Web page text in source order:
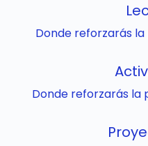
Donde reforzarás
Donde reforzarás la